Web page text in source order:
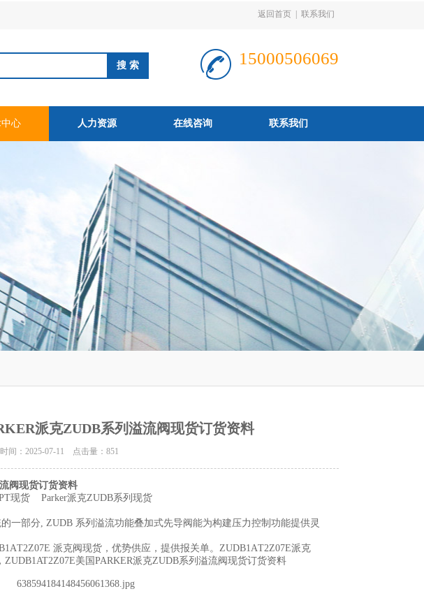
返回首页 联系我们
15000506069
心 人力资源 在线咨询 联系我们
派克ZUDB系列溢流阀现货订货资料
间：2025-07-11 点击量： 851
阀现货订货资料
现货 Parker派克ZUDB系列现货
一部分, ZUDB 系列溢流功能叠加式先导阀能为构建压力控制功能提供灵
派克阀现货，优势供应，提供报关单。ZUDB1AT2Z07E派克
ZUDB1AT2Z07E美国PARKER派克ZUDB系列溢流阀现货订货资料